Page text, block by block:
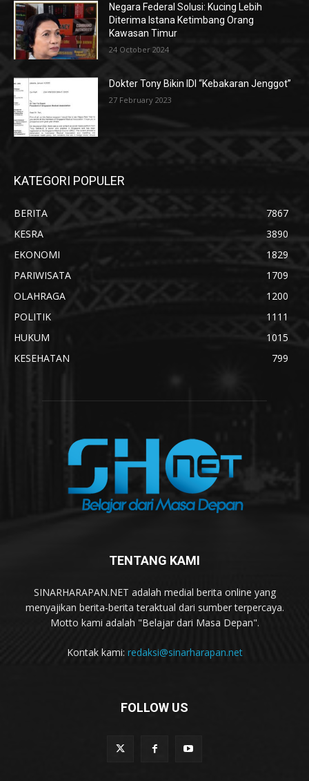
Negara Federal Solusi: Kucing Lebih
Diterima Istana Ketimbang Orang
Kawasan Timur
24 October 2024
Dokter Tony Bikin IDI “Kebakaran Jenggot”
27 February 2023
KATEGORI POPULER
BERITA
7867
KESRA
3890
EKONOMI
1829
PARIWISATA
1709
OLAHRAGA
1200
POLITIK
1111
HUKUM
1015
KESEHATAN
799
TENTANG KAMI
SINARHARAPAN.NET adalah medial berita online yang
menyajikan berita-berita teraktual dari sumber terpercaya.
Motto kami adalah "Belajar dari Masa Depan".
Kontak kami: redaksi@sinarharapan.net
FOLLOW US